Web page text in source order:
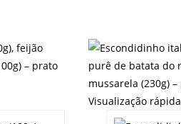
Visualização rápida